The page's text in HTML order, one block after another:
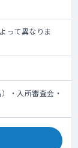
って異なりま
・入所審査会・